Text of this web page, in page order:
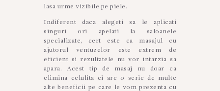
lasa urme vizibile pe piele.
Indiferent daca alegeti sa le aplicati
singuri ori apelati la saloanele
specializate, cert este ca masajul cu
ajutorul ventuzelor este extrem de
eficient si rezultatele nu vor intarzia sa
apara. Acest tip de masaj nu doar ca
elimina celulita ci are o serie de multe
alte beneficii pe care le vom prezenta cu